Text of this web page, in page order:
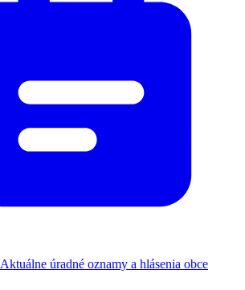
Aktuálne úradné oznamy a hlásenia obce